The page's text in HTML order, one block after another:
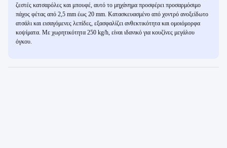
ζεστές κατσαρόλες και μπουφέ, αυτό το μηχάνημα προσφέρει προσαρμόσιμο
πάχος φέτας από 2,5 mm έως 20 mm. Κατασκευασμένο από χοντρό ανοξείδωτο
ατσάλι και εισαγόμενες λεπίδες, εξασφαλίζει ανθεκτικότητα και ομοιόμορφα
κοψίματα. Με χωρητικότητα 250 kg/h, είναι ιδανικό για κουζίνες μεγάλου
όγκου.